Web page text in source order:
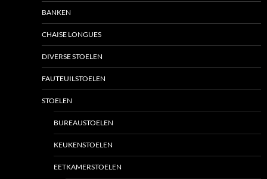
BANKEN
CHAISE LONGUES
DIVERSE STOELEN
FAUTEUILSTOELEN
STOELEN
BUREAUSTOELEN
KEUKENSTOELEN
EETKAMERSTOELEN